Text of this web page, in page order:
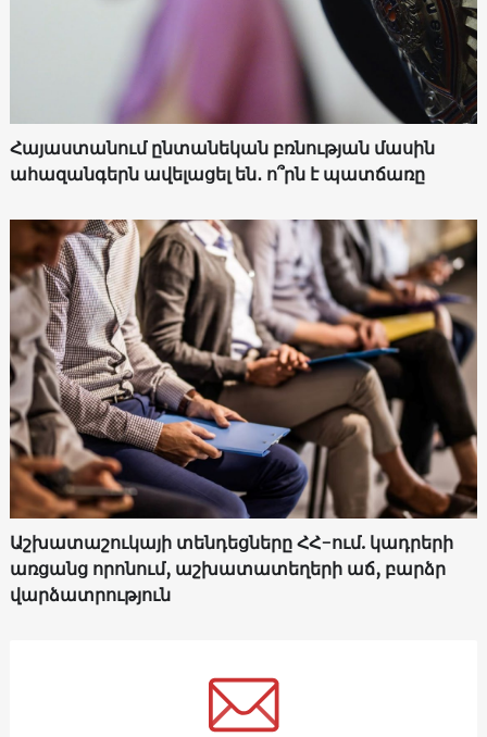
Հայաստանում ընտանեկան բռնության մասին
ահազանգերն ավելացել են․ ո՞րն է պատճառը
Աշխատաշուկայի տենդեցները ՀՀ-ում. կադրերի
առցանց որոնում, աշխատատեղերի աճ, բարձր
վարձատրություն